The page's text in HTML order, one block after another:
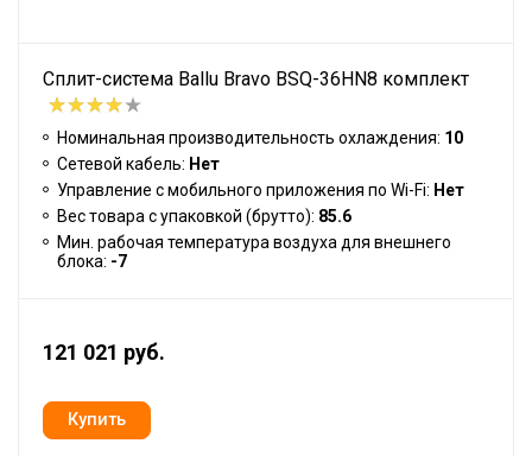
Сплит-система Ballu Bravo BSQ-36HN8 комплект
Номинальная производительность охлаждения: 10
Сетевой кабель: Нет
Управление c мобильного приложения по Wi-Fi: Нет
Вес товара с упаковкой (брутто): 85.6
Мин. рабочая температура воздуха для внешнего
блока: -7
121 021 руб.